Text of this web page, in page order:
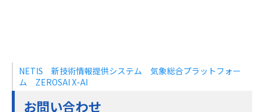
NETIS 新技術情報提供システム 気象総合プラットフォー
ム ZEROSAI X-AI
お問い合わせ